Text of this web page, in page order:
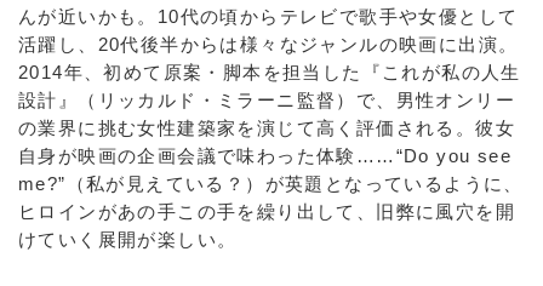
んが近いかも。10代の頃からテレビで歌手や女優として
活躍し、20代後半からは様々なジャンルの映画に出演。
2014年、初めて原案・脚本を担当した『これが私の人生
設計』（リッカルド・ミラーニ監督）で、男性オンリー
の業界に挑む女性建築家を演じて高く評価される。彼女
自身が映画の企画会議で味わった体験……“Do you see
me?”（私が見えている？）が英題となっているように、
ヒロインがあの手この手を繰り出して、旧弊に風穴を開
けていく展開が楽しい。